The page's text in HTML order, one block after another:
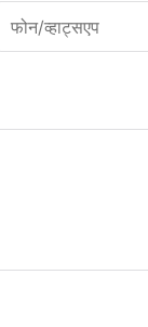
फोन/व्हाट्सएप